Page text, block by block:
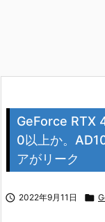
GeForce RTX
0以上か。
アがリーク
 2022年9月11日 